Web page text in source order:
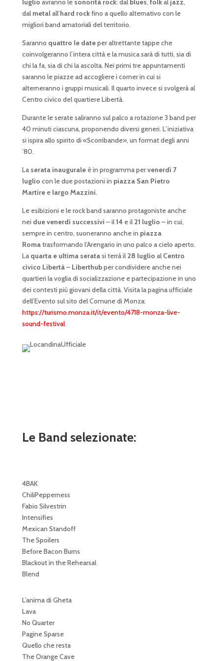
luglio avranno le sonorità rock: dal blues,folkal jazz,
dal metalall’hard rockfino a quello alternativo con le
migliori band amatoriali del territorio.
Saranno quattro le dateper altrettante tappe che
coinvolgeranno l’intera città e la musica sarà di tutti, sia di
chi la fa, sia di chi la ascolta. Nei primi tre appuntamenti
saranno le piazze ad accogliere i corner in cui si
alterneranno i gruppi musicali. Il quarto invece si svolgerà al
Centro civico del quartiere Libertà.
Durante le serate saliranno sul palco a rotazione 3 band per
40 minuti ciascuna, proponendo diversi generi. L’iniziativa
si ispira allo spirito di «Scorribande», un format degli anni
’80.
La serata inauguraleè in programma pervenerdì 7
luglio con le due postazioni in piazza San Pietro
Martiree largo Mazzini.
Le esibizioni e le rock band saranno protagoniste anche
neidue venerdì successivi – il14 e il 21 luglio – in cui,
sempre in centro, suoneranno anche in piazza
Romatrasformando l’Arengario in uno palco a cielo aperto.
La quarta e ultima seratasi terrà il 28 luglio al Centro
civico Libertà– Liberthubper condividere anche nei
quartieri la voglia di socializzazione e partecipazione in uno
dei contesti più giovani della città.Visita la pagina ufficiale
dell’Evento sul sito del Comune di Monza:
https://turismo.monza.it/it/evento/4718-monza-live-
sound-festival
Le Band selezionate:
4BAK
ChiliPepperness
Fabio Silvestrin
Intensifies
Mexican Standoff
The Spoilers
Before Bacon Burns
Blackout in the Rehearsal
Blend
L’anima di Gheta
Lava
No Quarter
Pagine Sparse
Quello che resta
The Orange Cave